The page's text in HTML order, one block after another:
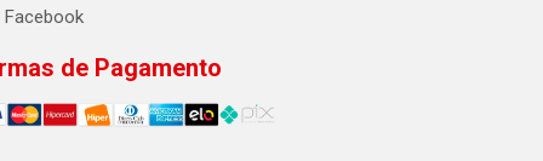
Facebook
de Pagamento